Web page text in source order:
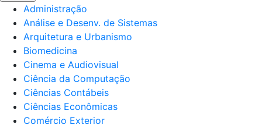
Administração
Análise e Desenv. de Sistemas
Arquitetura e Urbanismo
Biomedicina
Cinema e Audiovisual
Ciência da Computação
Ciências Contábeis
Ciências Econômicas
Comércio Exterior